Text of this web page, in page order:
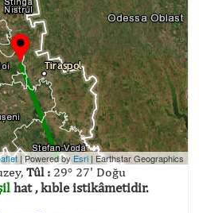
| Powered by Esri | Earthstar Geographics
Tûl :29° 27' Doğu
hat , kıble istikâmetidir.